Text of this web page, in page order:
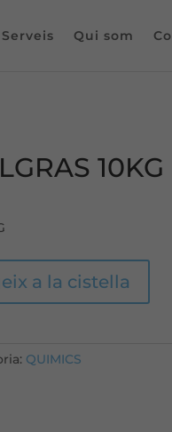
Serveis Qui som
10KG
a la cistella
QUIMICS